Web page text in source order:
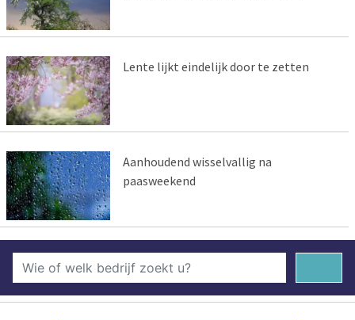
Lente lijkt eindelijk door te zetten
Aanhoudend wisselvallig na
paasweekend